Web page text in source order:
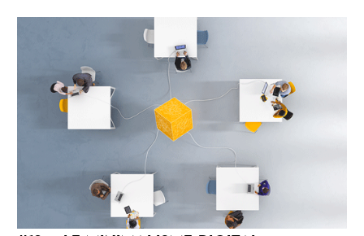
tout d’abord à la découverte du Projet RECTEC+, sa
genèse et son déroulement. Nous prendrons ensuite
la direction d’un autre chapitre consacré à ce qui fait
son plus grand succès : le référentiel de
compétences transversales. Enfin, quelques
témoignages et expérimentations viendront illustrer
sa concrétisation sur le terrain. Mais avant
d’embarquer sur le circuit des compétences
transversales, revenons tout d’abord sur cette notion